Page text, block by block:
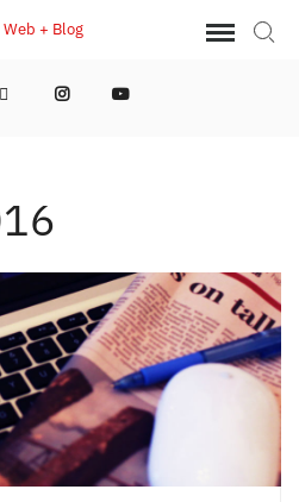
Web + Blog
TwitterInstagramYouTube